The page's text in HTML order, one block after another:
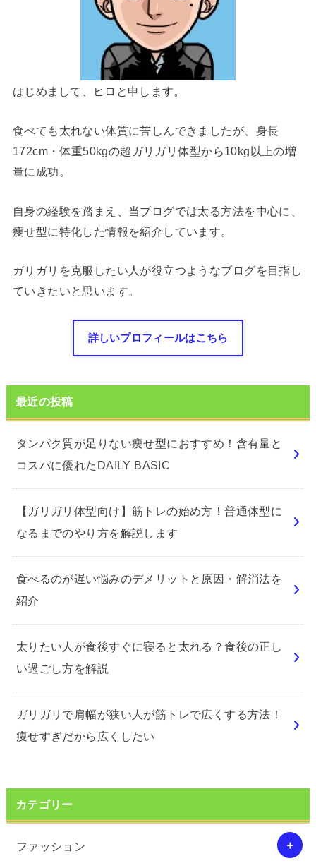
はじめまして、ヒロと申します。
食べても太れない体質に苦しんできましたが、身長
172cm・体重50kgの超ガリガリ体型から10kg以上の増
量に成功。
自身の経験を踏まえ、当ブログでは太る方法を中心に、
痩せ型に特化した情報を紹介しています。
ガリガリを克服したい人が役立つようなブログを目指し
ていきたいと思います。
詳しいプロフィールはこちら
最近の投稿
タンパク質が足りない痩せ型におすすめ！含有量と
コスパに優れたDAILY BASIC
【ガリガリ体型向け】筋トレの始め方！普通体型に
なるまでのやり方を解説します
食べるのが遅い悩みのデメリットと原因・解消法を
紹介
太りたい人が食後すぐに寝ると太れる？食後の正し
い過ごし方を解説
ガリガリで肩幅が狭い人が筋トレで広くする方法！
痩せすぎだから広くしたい
カテゴリー
ファッション